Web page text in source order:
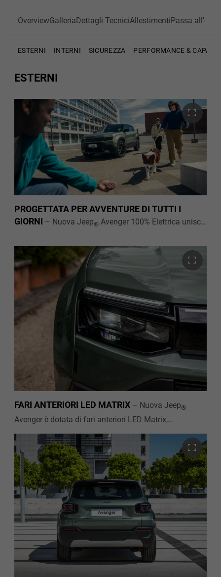
OverviewGalleriaDettagli TecniciAllestimentiPassa
ESTERNI INTERNI SICUREZZA PERFORMANCE &
ESTERNI
PROGETTATA PER AVVENTURE DI TUTTI I
GIORNI – Nuova Jeep® Avenger 100% Elettrica unisce
protezioni della carrozzeria a 360° pensate per
accompagnarti in ogni avventura. L’inconfondibile
design della griglia frontale Jeep ®
rendono Avenger immediatamente riconoscibile.
FARI ANTERIORI LED MATRIX – Nuova Jeep®
Avenger è dotata di fari anteriori LED Matrix,
adattando la distribuzione della luce al traffico e alla
velocità. Migliorano inoltre la visibilità, riducendo il
rischio di abbaglio per gli altri conducenti, e dona a
Nuova Jeep®Avenger una personale illuminazione
high-tech premium.